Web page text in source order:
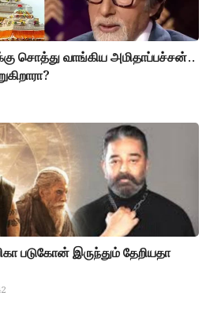
சொத்து வாங்கிய அமிதாப்பச்சன்..
படுகோன் இருந்தும் தேறியதா